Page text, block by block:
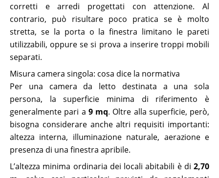
corretti e arredi progettati con attenzione. Al
contrario, può risultare poco pratica se è molto
stretta, se la porta o la finestra limitano le pareti
utilizzabili, oppure se si prova a inserire troppi mobili
separati.
Misura camera singola: cosa dice la normativa
Per una camera da letto destinata a una sola
persona, la superficie minima di riferimento è
generalmente pari a 9 mq. Oltre alla superficie, però,
bisogna considerare anche altri requisiti importanti:
altezza interna, illuminazione naturale, aerazione e
presenza di una finestra apribile.
L’altezza minima ordinaria dei locali abitabili è di 2,70